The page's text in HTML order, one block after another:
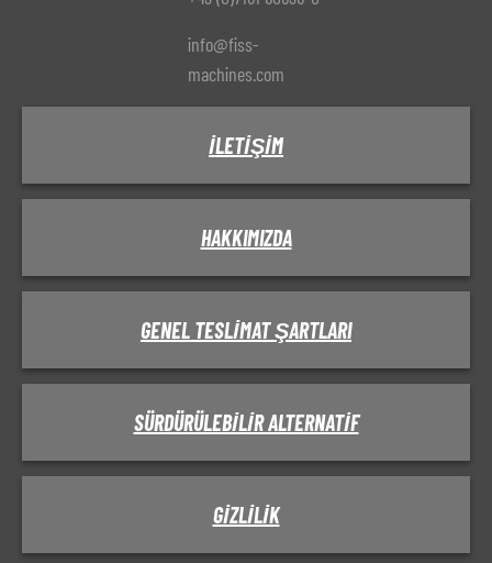
info@fiss-
machines.com
İLETIŞIM
HAKKIMIZDA
GENEL TESLIMAT ŞARTLARI
SÜRDÜRÜLEBILIR ALTERNATIF
GIZLILIK